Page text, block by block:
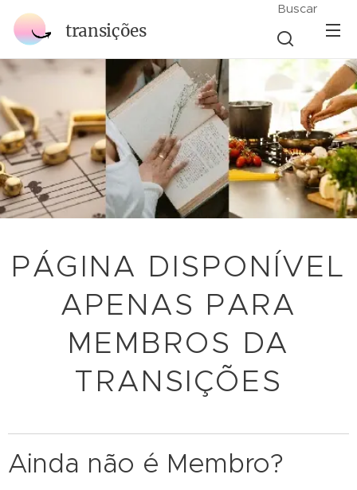
transições
Buscar
PÁGINA DISPONÍVEL
APENAS PARA
MEMBROS DA
TRANSIÇÕES
Ainda não é Membro?